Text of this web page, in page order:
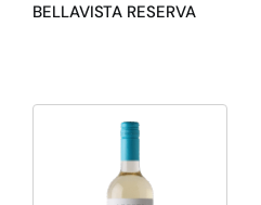
BELLAVISTA RESERVA